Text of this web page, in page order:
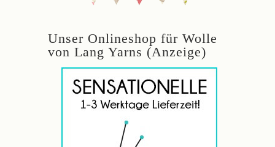
Unser Onlineshop für Wolle
von Lang Yarns (Anzeige)